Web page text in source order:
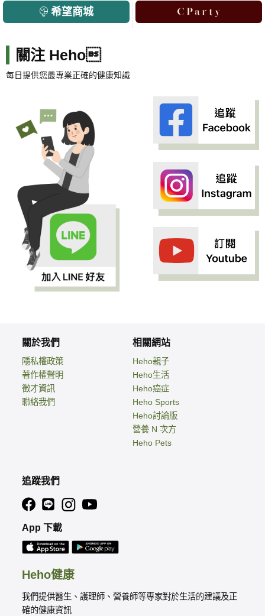
希望商城
關注 Heho
每日提供您最專業正確的健康知識
Heho健康
我們提供醫生、護理師、營養師等專家對於生活的建議及正
確的健康資訊
關於我們
隱私權政策
著作權聲明
徵才資訊
聯絡我們
相關網站
Heho親子
Heho生活
Heho癌症
Heho Sports
Heho討論版
營養 N 次方
Heho Pets
追蹤我們
App 下載